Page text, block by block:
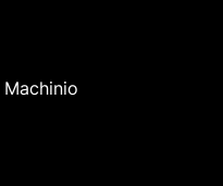
Machinio